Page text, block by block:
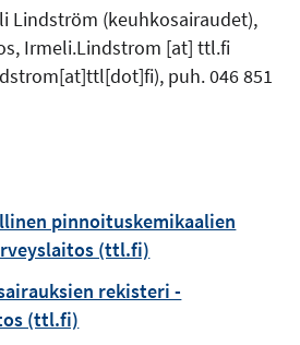
Lindström (keuhkosairaudet),
Irmeli.Lindstrom [at]ttl.fi
, puh. 046 851
pinnoituskemikaalien
(ttl.fi)
rekisteri -
(ttl.fi)